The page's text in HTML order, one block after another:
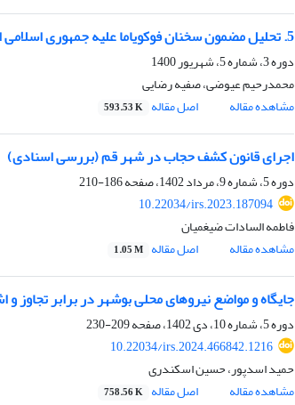
5. تحلیل مضمون سخنان فوکویاما علیه جمهوری اسلامی ایران
دوره 3، شماره 5، شهریور 1400
محمدرحیم عیوضی، صفیه رضایی
مشاهده مقاله
اصل مقاله 593.53 K
اجرای قانون کشف حجاب در شهر قم (بررسی اسنادی)
دوره 5، شماره 9، مرداد 1402، صفحه
186-210
10.22034/irs.2023.187094
فاطمه السادات ضیغمیان
مشاهده مقاله
اصل مقاله 1.05 M
جایگاه و مواضع نیروهای محلی بوشهر در برابر تجاوز و
دوره 5، شماره 10، دی 1402، صفحه
209-230
10.22034/irs.2024.466842.1216
حمید اسدپور، حسین اسکندری
مشاهده مقاله
اصل مقاله 758.56 K